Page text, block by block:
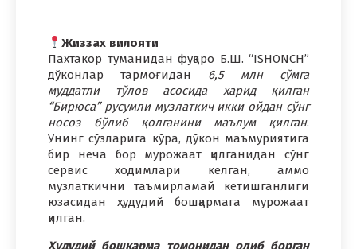
Жиззах вилояти
Пахтакор туманидан фуқаро Б.Ш. “ISHONCH”
дўконлар тармоғидан 6,5 млн сўмга
муддатли тўлов асосида харид қилган
“Бирюса” русумли музлаткич икки ойдан сўнг
носоз бўлиб қолганини маълум қилган.
Унинг сўзларига кўра, дўкон маъмуриятига
бир неча бор мурожаат қилганидан сўнг
сервис ходимлари келган, аммо
музлаткични таъмирламай кетишганлиги
юзасидан ҳудудий бошқармага мурожаат
қилган.
Ҳудудий бошқарма томонидан олиб борган